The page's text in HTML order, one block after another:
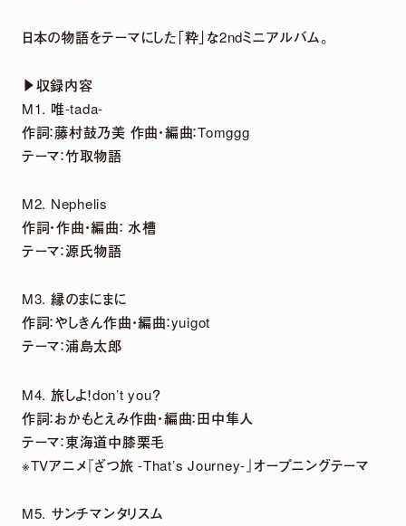
＆ canvas session 〜5th Anniversary
2026.07.29
「harmoe」×「HMV」 5周年記念POP UP
2026.07.22
2026」出演決定！
日本の物語をテーマにした「粋」な2ndミニアルバム。
▶収録内容
M1. 唯-tada-
作詞：藤村鼓乃美 作曲・編曲：Tomggg
テーマ：竹取物語
M2. Nephelis
作詞・作曲・編曲： 水槽
テーマ：源氏物語
M3. 縁のまにまに
作詞：やしきん作曲・編曲：yuigot
テーマ：浦島太郎
M4. 旅しよ！don’t you？
作詞：おかもとえみ作曲・編曲：田中隼人
テーマ：東海道中膝栗毛
※TVアニメ『ざつ旅 -That’s Journey-』オープニングテーマ
M5. サンチマンタリスム